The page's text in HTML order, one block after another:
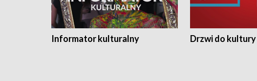
Informator kulturalny Drzwi do kultury